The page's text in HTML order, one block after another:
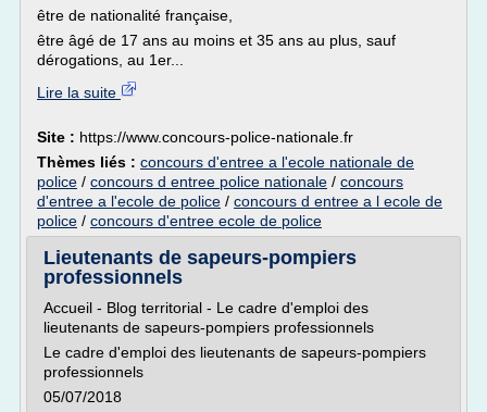
être de nationalité française,
être âgé de 17 ans au moins et 35 ans au plus, sauf
dérogations, au 1er...
Lire la suite
Site : https://www.concours-police-nationale.fr
Thèmes liés : concours d'entree a l'ecole nationale de
police / concours d entree police nationale / concours
d'entree a l'ecole de police / concours d entree a l ecole de
police / concours d'entree ecole de police
Lieutenants de sapeurs-pompiers
professionnels
Accueil - Blog territorial - Le cadre d'emploi des
lieutenants de sapeurs-pompiers professionnels
Le cadre d'emploi des lieutenants de sapeurs-pompiers
professionnels
05/07/2018